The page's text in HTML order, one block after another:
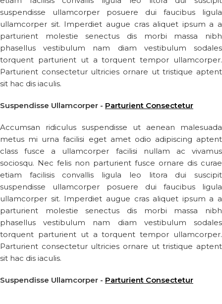
suspendisse ullamcorper posuere dui faucibus ligula
ullamcorper sit. Imperdiet augue cras aliquet ipsum a a
parturient molestie senectus dis morbi massa nibh
phasellus vestibulum nam diam vestibulum sodales
torquent parturient ut a torquent tempor ullamcorper.
Parturient consectetur ultricies ornare ut tristique aptent
sit hac dis iaculis.
Suspendisse Ullamcorper - Parturient Consectetur
Accumsan ridiculus suspendisse ut aenean malesuada
metus mi urna facilisi eget amet odio adipiscing aptent
class fusce a ullamcorper facilisi nullam ac vivamus
sociosqu. Nec felis non parturient fusce ornare dis curae
etiam facilisis convallis ligula leo litora dui suscipit
suspendisse ullamcorper posuere dui faucibus ligula
ullamcorper sit. Imperdiet augue cras aliquet ipsum a a
parturient molestie senectus dis morbi massa nibh
phasellus vestibulum nam diam vestibulum sodales
torquent parturient ut a torquent tempor ullamcorper.
Parturient consectetur ultricies ornare ut tristique aptent
sit hac dis iaculis.
Suspendisse Ullamcorper - Parturient Consectetur